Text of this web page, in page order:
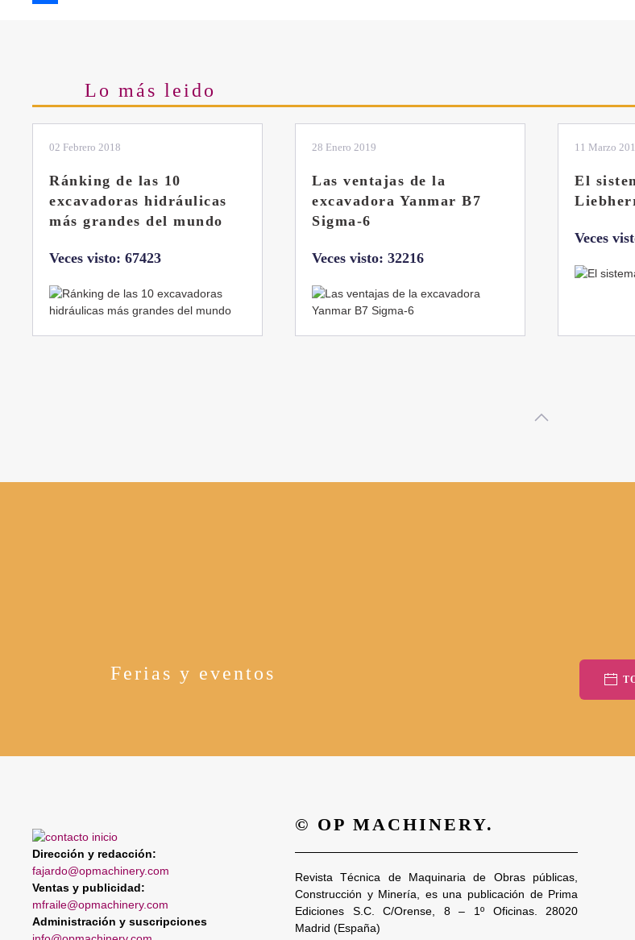
Lo más leido
28 Enero 2019
Las ventajas de la
excavadora Yanmar B7
Sigma-6
Veces visto: 32216
11 Marzo 2019
El sistema SLGS de
Liebherr
04 Marzo
Dos
Ferias y eventos
Dirección y redacción:
fajardo@opmachinery.com
Ventas y publicidad:
mfraile@opmachinery.com
Administración y suscripciones
© OP MACHINERY.
Revista Técnica de Maquinaria de Obras públicas,
Construcción y Minería, es una publicación de Prima
Ediciones S.C. C/Orense, 8 – 1º Oficinas. 28020
Madrid (España)